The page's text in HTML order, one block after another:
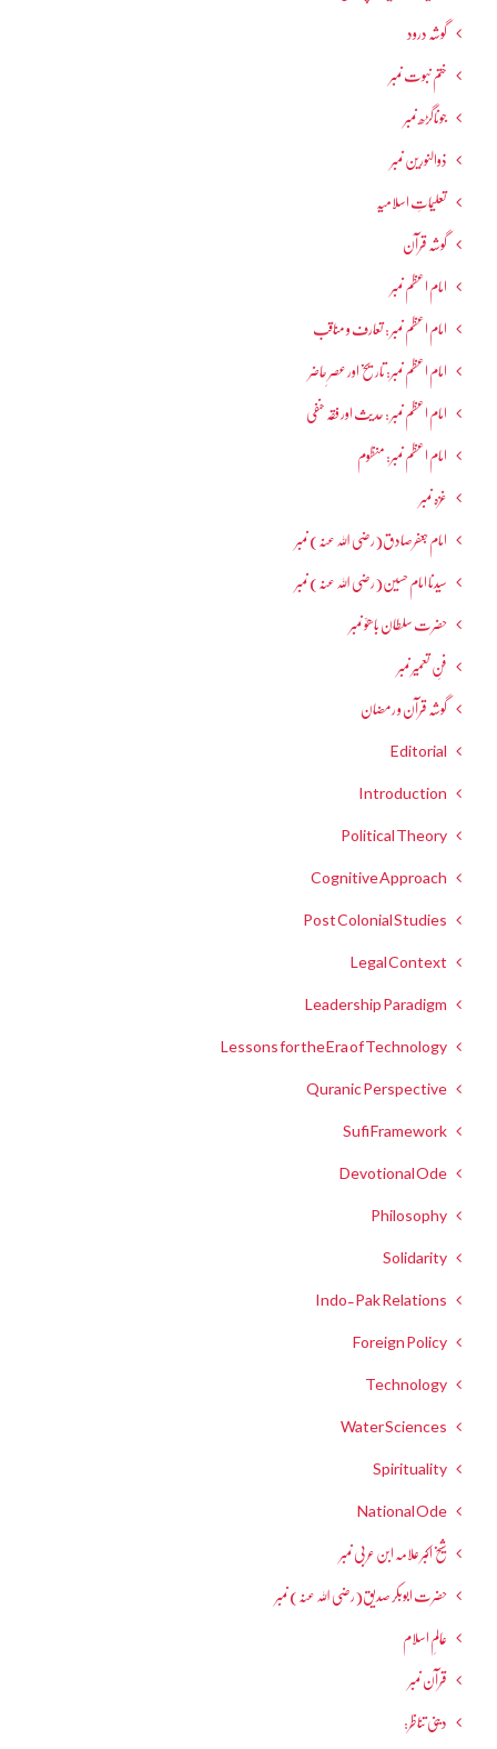
گوشہ درود
ختم نبوت نمبر
جوناگڑھ نمبر
ذوالنورین نمبر
تعلیماتِ اسلامیہ
گوشہ قرآن
امام اعظم نمبر
امام اعظم نمبر : تعارف و مناقب
امام اعظم نمبر: تاریخ اور عصرِ حاضر
امام اعظم نمبر : حدیث اور فقہ حنفی
امام اعظم نمبر: منظوم
غزہ نمبر
امام جعفرصادق(رضی اللہ عنہ) نمبر
سیدنا امام حسین(رضی اللہ عنہ) نمبر
حضرت سلطان باھوؒ نمبر
فنِ تعمیر نمبر
گوشہ قرآن و رمضان
Editorial
Introduction
Political Theory
Cognitive Approach
Post Colonial Studies
Legal Context
Leadership Paradigm
Lessons for the Era of Technology
Quranic Perspective
Sufi Framework
Devotional Ode
Philosophy
Solidarity
Indo-Pak Relations
Foreign Policy
Technology
Water Sciences
Spirituality
National Ode
شیخ اکبر علامہ ابن عربی نمبر
حضرت ابوبکر صدیق(رضی اللہ عنہ) نمبر
عالمِ اسلام
قرآن نمبر
دینی تناظر: